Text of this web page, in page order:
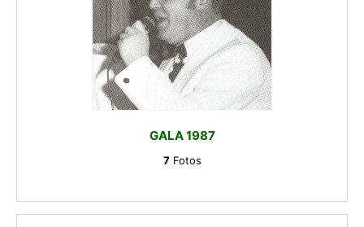
GALA 1987
7Fotos